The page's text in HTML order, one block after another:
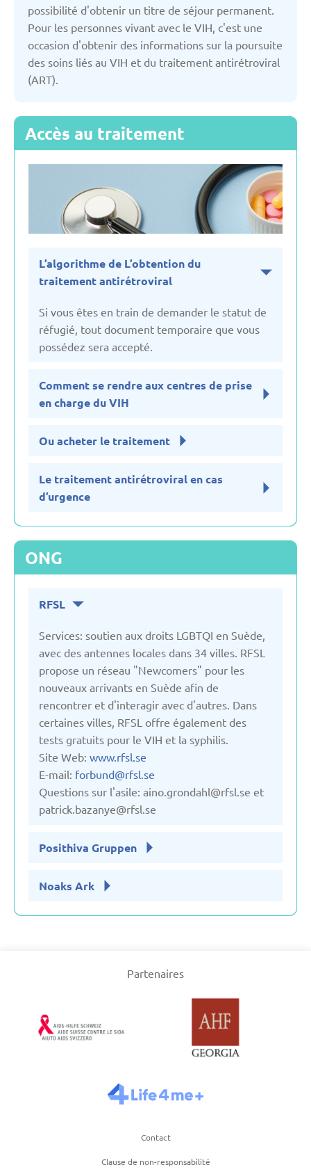
possibilité d'obtenir un titre de séjour permanent.
Pour les personnes vivant avec le VIH, c'est une
occasion d'obtenir des informations sur la poursuite
des soins liés au VIH et du traitement antirétroviral
(ART).
Accès au traitement
L’algorithme de L’obtention du
traitement antirétroviral
Si vous êtes en train de demander le statut de
réfugié, tout document temporaire que vous
possédez sera accepté.
Comment se rendre aux centres de prise
en charge du VIH
Ou acheter le traitement
Le traitement antirétroviral en cas
d’urgence
ONG
RFSL
Services: soutien aux droits LGBTQI en Suède,
avec des antennes locales dans 34 villes. RFSL
propose un réseau "Newcomers" pour les
nouveaux arrivants en Suède afin de
rencontrer et d'interagir avec d'autres. Dans
certaines villes, RFSL offre également des
tests gratuits pour le VIH et la syphilis.
Site Web: www.rfsl.se
E-mail: forbund@rfsl.se
Questions sur l'asile: aino.grondahl@rfsl.se et
patrick.bazanye@rfsl.se
Posithiva Gruppen
Noaks Ark
La slovaquie
La slovénie
Lituanie
Moldavie
Monténégro
Ouzbékistan
Pays-Bas
Royaume-Uni
Serbie
Suisse
Suède
Tchèque
Partenaires
Contact
Clause de non-responsabilité